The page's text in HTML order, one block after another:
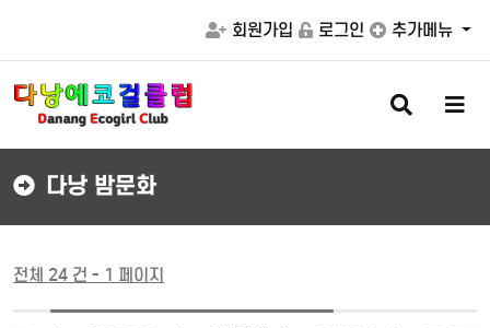
회원가입 로그인 추가메뉴
검
색
버
메
버
다낭 밤문화
전체 24 건 - 1 페이지